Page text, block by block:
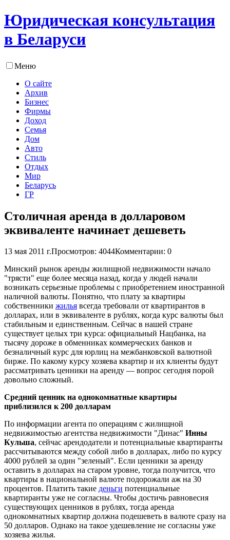
Юридическая консультация
в Беларуси
Меню
О сайте
Архив
Бизнес
Фирмы
Доход
Семья
Дом
Авто
Стиль
Отдых
Мир
Беларусь
ГР
Столичная аренда в долларовом
эквиваленте начинает дешеветь
13 мая 2011 г.Просмотров: 4044Комментарии: 0
Минский рынок аренды жилищной недвижимости начало
"трясти" еще более месяца назад, когда у людей начали
возникать серьезные проблемы с приобретением иностранной
наличной валюты. Понятно, что плату за квартиры
собственники жилья всегда требовали от квартирантов в
долларах, или в эквиваленте в рублях, когда курс валюты был
стабильным и единственным. Сейчас в нашей стране
существует целых три курса: официальный Нацбанка, на
тысячу дороже в обменниках коммерческих банков и
безналичный курс для юрлиц на межбанковской валютной
бирже. По какому курсу хозяева квартир и их клиенты будут
рассматривать ценники на аренду — вопрос сегодня порой
довольно сложный.
Средний ценник на однокомнатные квартиры
приблизился к 200 долларам
По информации агента по операциям с жилищной
недвижимостью агентства недвижимости "Динас" Инны
Кульша, сейчас арендодатели и потенциальные квартиранты
рассчитываются между собой либо в долларах, либо по курсу
4000 рублей за один "зеленый". Если ценники за аренду
оставить в долларах на старом уровне, тогда получится, что
квартиры в национальной валюте подорожали аж на 30
процентов. Платить такие деньги потенциальные
квартиранты уже не согласны. Чтобы достичь равновесия
существующих ценников в рублях, тогда аренда
однокомнатных квартир должна подешеветь в валюте сразу на
50 долларов. Однако на такое удешевление не согласны уже
хозяева жилья.